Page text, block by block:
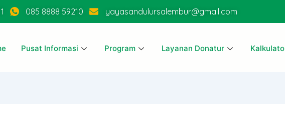
085 8888 59210 yayasandulursalembur@gmail.com
Pusat Informasi Program Layanan Donatur